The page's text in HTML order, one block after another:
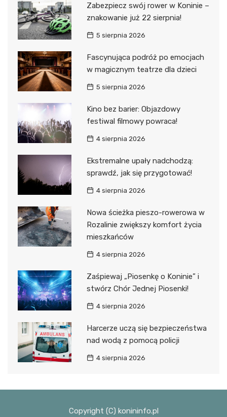
Zabezpiecz swój rower w Koninie –
znakowanie już 22 sierpnia!
5 sierpnia 2026
Fascynująca podróż po emocjach
w magicznym teatrze dla dzieci
5 sierpnia 2026
Kino bez barier: Objazdowy
festiwal filmowy powraca!
4 sierpnia 2026
Ekstremalne upały nadchodzą:
sprawdź, jak się przygotować!
4 sierpnia 2026
Nowa ścieżka pieszo-rowerowa w
Rozalinie zwiększy komfort życia
mieszkańców
4 sierpnia 2026
Zaśpiewaj „Piosenkę o Koninie” i
stwórz Chór Jednej Piosenki!
4 sierpnia 2026
Harcerze uczą się bezpieczeństwa
nad wodą z pomocą policji
4 sierpnia 2026
Copyright (C) konininfo.pl